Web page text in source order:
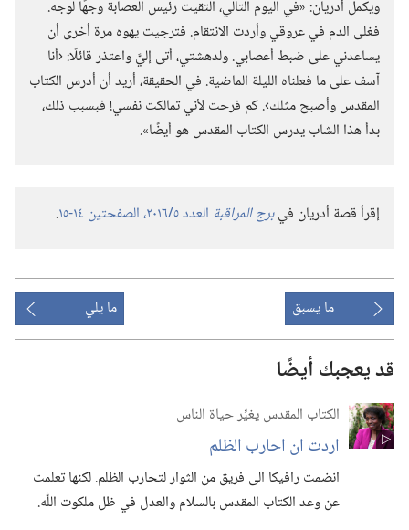
ويكمل أدريان:‏ «في اليوم التالي،‏ التقيت رئيس العصابة وجهًا لوجه.‏
فغلى الدم في عروقي وأردت الانتقام.‏ فترجيت يهوه مرة أخرى أن
يساعدني على ضبط أعصابي.‏ ولدهشتي،‏ أتى إليَّ واعتذر قائلًا:‏ ‹أنا
آسف على ما فعلناه الليلة الماضية.‏ في الحقيقة،‏ أريد أن أدرس الكتاب
المقدس وأصبح مثلك›.‏ كم فرحت لأني تمالكت نفسي!‏ فبسبب ذلك،‏
بدأ هذا الشاب يدرس الكتاب المقدس هو أيضًا».‏
إقرأ قصة أدريان فيبرج المراقبة العدد ٥/‏٢٠١٦،‏ الصفحتين ١٤-‏١٥ ‏.‏
ما يسبق ما يلي
قد يعجبك أيضًا
الكتاب المقدس يغيِّر حياة الناس
اردت ان احارب الظلم
انضمت رافيكا الى فريق من الثوار لتحارب الظلم.‏ لكنها تعلمت
عن وعد الكتاب المقدس بالسلام والعدل في ظل ملكوت اللّٰه.‏